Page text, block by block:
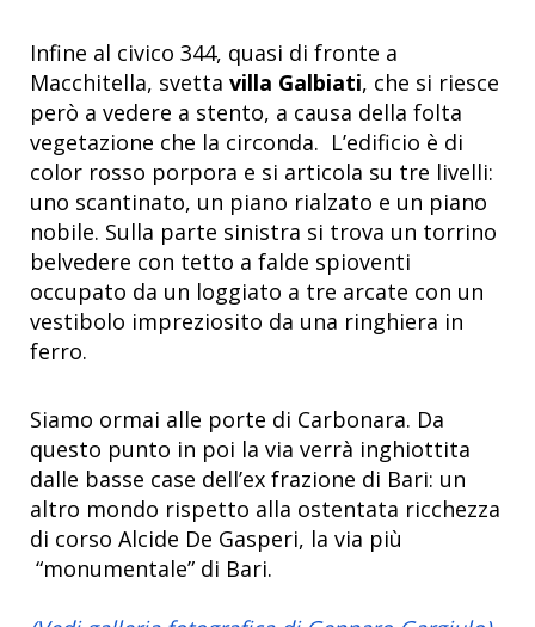
Infine al civico 344, quasi di fronte a
Macchitella, svetta villa Galbiati, che si riesce
però a vedere a stento, a causa della folta
vegetazione che la circonda. L’edificio è di
color rosso porpora e si articola su tre livelli:
uno scantinato, un piano rialzato e un piano
nobile. Sulla parte sinistra si trova un torrino
belvedere con tetto a falde spioventi
occupato da un loggiato a tre arcate con un
vestibolo impreziosito da una ringhiera in
ferro.
Siamo ormai alle porte di Carbonara. Da
questo punto in poi la via verrà inghiottita
dalle basse case dell’ex frazione di Bari: un
altro mondo rispetto alla ostentata ricchezza
di corso Alcide De Gasperi, la via più
“monumentale” di Bari.